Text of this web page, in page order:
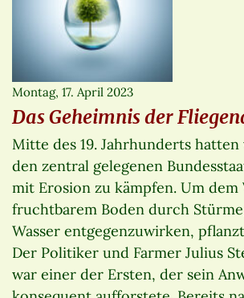
Montag, 17. April 2023
Das Geheimnis der
Mitte des 19. Jahrhunderts
den zentral gelegenen
mit Erosion zu kämpfen. Um dem
fruchtbarem Boden durch
Wasser entgegenzuwirken,
Der Politiker und Farmer Julius
war einer der Ersten, der sein